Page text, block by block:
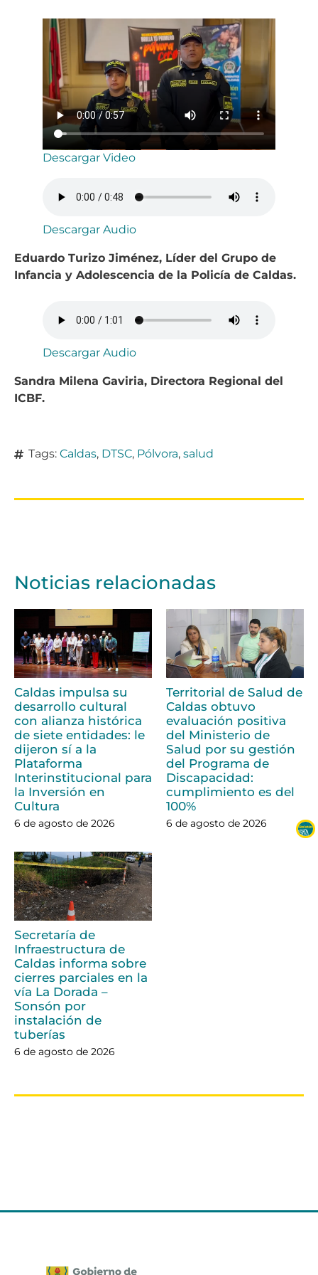
Descargar Video
Descargar Audio
Eduardo Turizo Jiménez, Líder del Grupo de
Infancia y Adolescencia de la Policía de Caldas.
Descargar Audio
Sandra Milena Gaviria, Directora Regional del
ICBF.
Tags: Caldas, DTSC, Pólvora, salud
Noticias relacionadas
Caldas impulsa su
desarrollo cultural
con alianza histórica
de siete entidades: le
dijeron sí a la
Plataforma
Interinstitucional para
la Inversión en
Cultura
6 de agosto de 2026
Territorial de Salud de
Caldas obtuvo
evaluación positiva
del Ministerio de
Salud por su gestión
del Programa de
Discapacidad:
cumplimiento es del
100%
6 de agosto de 2026
Secretaría de
Infraestructura de
Caldas informa sobre
cierres parciales en la
vía La Dorada –
Sonsón por
instalación de
tuberías
6 de agosto de 2026